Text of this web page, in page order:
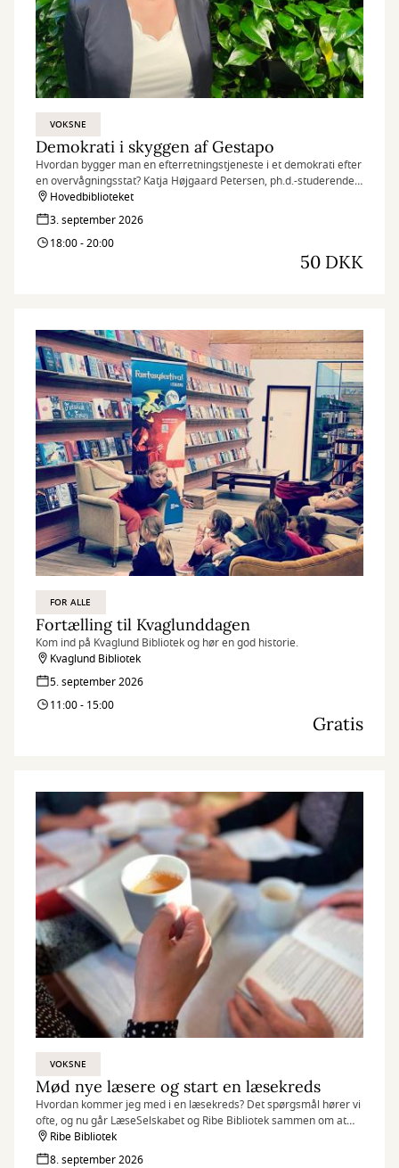
VOKSNE
Demokrati i skyggen af Gestapo
Hvordan bygger man en efterretningstjeneste i et demokrati efter
en overvågningsstat? Katja Højgaard Petersen, ph.d.-studerende
ved SDU, belyser de dilemmaer, vesttyskerne stod i efter Anden
Verdenskrig. Om valget mellem sikkerhed og frihed, kampen mod
højreekstremisme og frygten for et nyt Gestapo.
Hovedbiblioteket
3. september 2026
18:00 - 20:00
50 DKK
FOR ALLE
Fortælling til Kvaglunddagen
Kom ind på Kvaglund Bibliotek og hør en god historie.
Kvaglund Bibliotek
5. september 2026
11:00 - 15:00
Gratis
VOKSNE
Mød nye læsere og start en læsekreds
Hvordan kommer jeg med i en læsekreds? Det spørgsmål hører vi
ofte, og nu går LæseSelskabet og Ribe Bibliotek sammen om at
arrangere en aften for alle, der kunne tænke sig at dele deres
læseoplevelser med andre.
Ribe Bibliotek
8. september 2026